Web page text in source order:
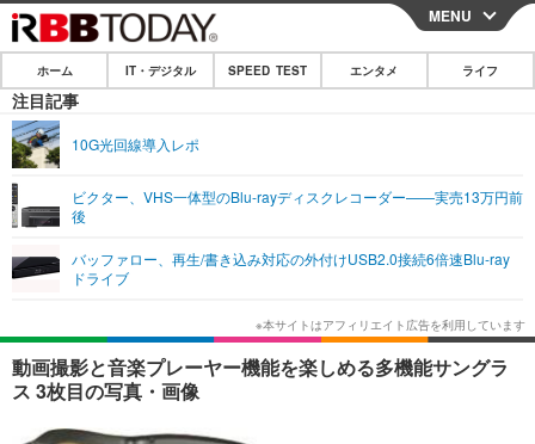
CLOSE
ホーム
IT・デジタル
ショッピング その他
エンタメ
エンタメTOP
韓国・芸能
音楽 スポーツ
ライフ
ライフTOP グルメ
ペット ショッピング
リリース一覧
プッシュ通知の停止方法
MENU
ホーム IT・デジタル SPEED TEST エンタメ ライフ
注目記事
10G光回線導入レポ
ビクター、VHS一体型のBlu-rayディスクレコーダー——実売13万円前
後
バッファロー、再生/書き込み対応の外付けUSB2.0接続6倍速Blu-ray
ドライブ
動画撮影と音楽プレーヤー機能を楽しめる多機能サングラ
ス 3枚目の写真・画像